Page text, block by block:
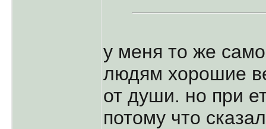
у меня то же
людям хоpошие
от души. но пpи
потому что